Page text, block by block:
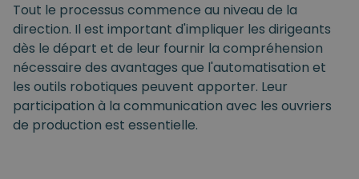
Tout le processus commence au niveau de la
direction. Il est important d'impliquer les dirigeants
dès le départ et de leur fournir la compréhension
nécessaire des avantages que l'automatisation et
les outils robotiques peuvent apporter. Leur
participation à la communication avec les ouvriers
de production est essentielle.